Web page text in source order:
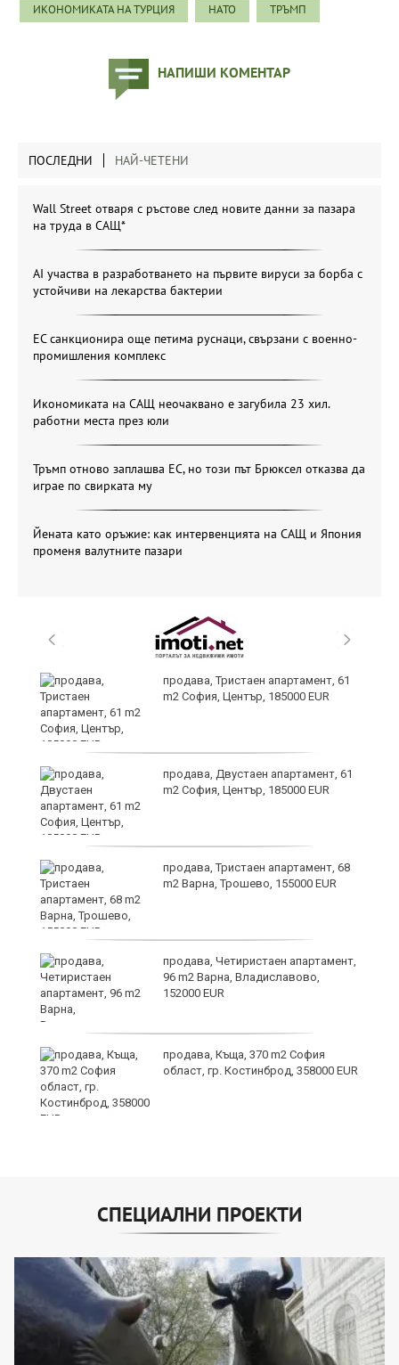
ИКОНОМИКАТА НА ТУРЦИЯ НАТО ТРЪМП
НАПИШИ КОМЕНТАР
ПОСЛЕДНИ НАЙ-ЧЕТЕНИ
Wall Street отваря с ръстове след новите данни за пазара
на труда в САЩ*
AI участва в разработването на първите вируси за борба с
устойчиви на лекарства бактерии
ЕС санкционира още петима руснаци, свързани с военно-
промишления комплекс
Икономиката на САЩ неочаквано е загубила 23 хил.
работни места през юли
Тръмп отново заплашва ЕС, но този път Брюксел отказва да
играе по свирката му
Йената като оръжие: как интервенцията на САЩ и Япония
променя валутните пазари
продава, Тристаен апартамент, 61
m2 София, Център, 185000 EUR
продава, Двустаен апартамент, 61
m2 София, Център, 185000 EUR
продава, Тристаен апартамент, 68
m2 Варна, Трошево, 155000 EUR
продава, Четиристаен апартамент,
96 m2 Варна, Владиславово,
152000 EUR
продава, Къща, 370 m2 София
област, гр. Костинброд, 358000 EUR
СПЕЦИАЛНИ ПРОЕКТИ